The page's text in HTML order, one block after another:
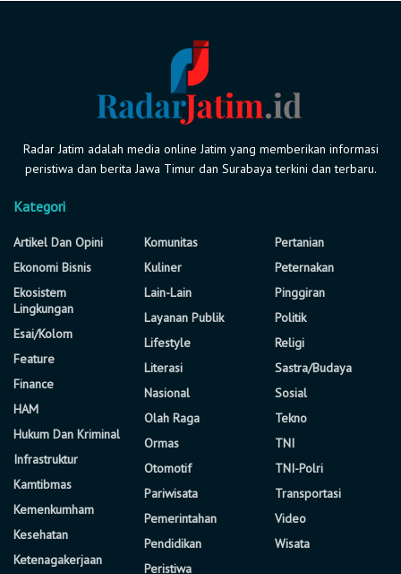
Radar Jatim adalah media online Jatim yang memberikan informasi
peristiwa dan berita Jawa Timur dan Surabaya terkini dan terbaru.
Kategori
Artikel Dan Opini
Ekonomi Bisnis
Ekosistem
Lingkungan
Esai/Kolom
Feature
Finance
HAM
Hukum Dan Kriminal
Infrastruktur
Kamtibmas
Kemenkumham
Kesehatan
Ketenagakerjaan
Komunitas
Kuliner
Lain-Lain
Layanan Publik
Lifestyle
Literasi
Nasional
Olah Raga
Ormas
Otomotif
Pariwisata
Pemerintahan
Pendidikan
Peristiwa
Pertanian
Peternakan
Pinggiran
Politik
Religi
Sastra/Budaya
Sosial
Tekno
TNI
TNI-Polri
Transportasi
Video
Wisata